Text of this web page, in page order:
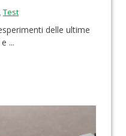
,Test
delle ultime
...